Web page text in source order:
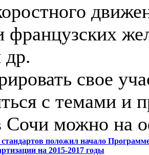
французских
др.
свое
с темами и
Сочи можно на
положил начало
на 2015-2017 годы